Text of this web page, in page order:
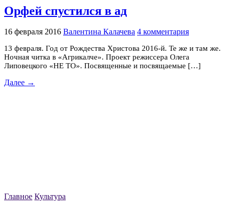
Орфей спустился в ад
16 февраля 2016 Валентина Калачева 4 комментария
13 февраля. Год от Рождества Христова 2016-й. Те же и там же.
Ночная читка в «Агрикалче». Проект режиссера Олега
Липовецкого «НЕ ТО». Посвященные и посвящаемые […]
Далее →
Главное Культура